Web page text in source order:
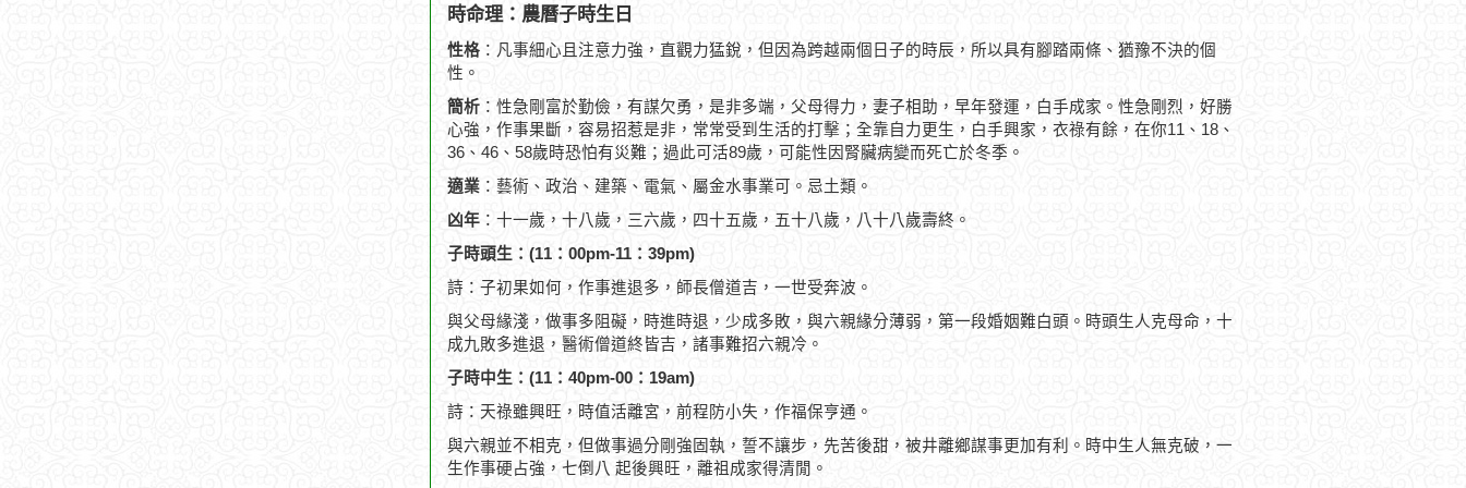
時命理：農曆子時生日
性格 ：凡事細心且注意力強，直觀力猛銳，但因為跨越兩個日子的時辰，所以具有腳踏兩條、猶豫不決的個
性。
簡析 ：性急剛富於勤儉，有謀欠勇，是非多端，父母得力，妻子相助，早年發運，白手成家。性急剛烈，好勝
心強，作事果斷，容易招惹是非，常常受到生活的打擊；全靠自力更生，白手興家，衣祿有餘，在你11、18、
36、46、58歲時恐怕有災難；過此可活89歲，可能性因腎臟病變而死亡於冬季。
適業 ：藝術、政治、建築、電氣、屬金水事業可。忌土類。
凶年 ：十一歲，十八歲，三六歲，四十五歲，五十八歲，八十八歲壽終。
子時頭生：(11：00pm-11：39pm)
詩：子初果如何，作事進退多，師長僧道吉，一世受奔波。
與父母緣淺，做事多阻礙，時進時退，少成多敗，與六親緣分薄弱，第一段婚姻難白頭。時頭生人克母命，十
成九敗多進退，醫術僧道終皆吉，諸事難招六親冷。
子時中生：(11：40pm-00：19am)
詩：天祿雖興旺，時值活離宮，前程防小失，作福保亨通。
與六親並不相克，但做事過分剛強固執，誓不讓步，先苦後甜，被井離鄉謀事更加有利。時中生人無克破，一
生作事硬占強，七倒八 起後興旺，離祖成家得清閒。